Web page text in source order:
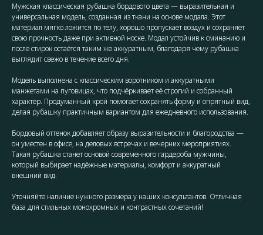
Мужская классическая рубашка бордового цвета — выразительная и
универсальная модель, созданная из ткани на основе модала. Этот
материал мягко ложится по телу, хорошо пропускает воздух и сохраняет
свою прочность даже при активной носке. Модал устойчив к сминанию и
после стирок остаётся таким же аккуратным, благодаря чему рубашка
выглядит свежо в течение всего дня.
Модель выполнена с классическим воротником и аккуратными
манжетами на пуговицах, что подчёркивает её строгий и собранный
характер. Продуманный крой помогает сохранять форму и опрятный вид,
делая рубашку практичным вариантом для ежедневного использования.
Бордовый оттенок добавляет образу выразительности и благородства —
он уместен в офисе, на деловых встречах и вечерних мероприятиях.
Такая рубашка станет основой современного гардероба мужчины,
который выбирает надёжные материалы, комфорт и аккуратный
внешний вид.
Уточняйте наличие нужного размера у наших консультантов. Отличная
база для стильных монохромных и контрастных сочетаний!